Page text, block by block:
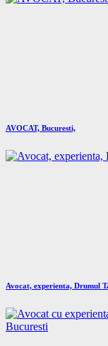
AVOCAT, Bucuresti,
Avocat, experienta, Drumul